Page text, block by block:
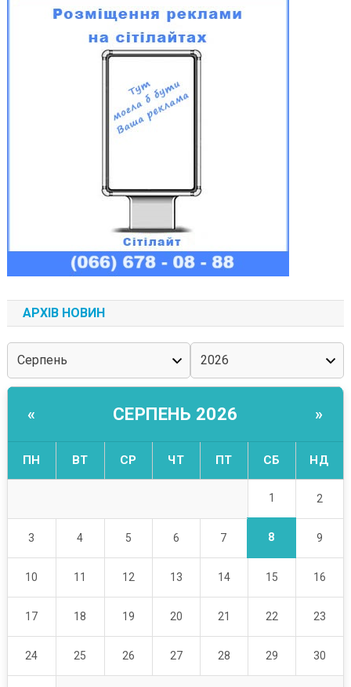
АРХІВ НОВИН
« СЕРПЕНЬ 2026 »
ПН ВТ СР ЧТ ПТ СБ НД
1 2
3 4 5 6 7 8 9
10 11 12 13 14 15 16
17 18 19 20 21 22 23
24 25 26 27 28 29 30